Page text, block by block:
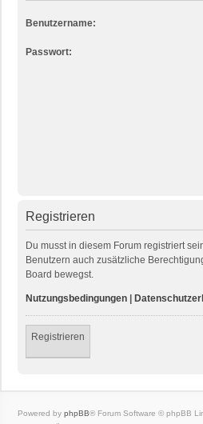
Benutzername:
Passwort:
Registrieren
Du musst in diesem Forum registriert
Benutzern auch zusätzliche
Board bewegst.
Nutzungsbedingungen
Registrieren
Powered by phpBB® Forum Software © phpBB